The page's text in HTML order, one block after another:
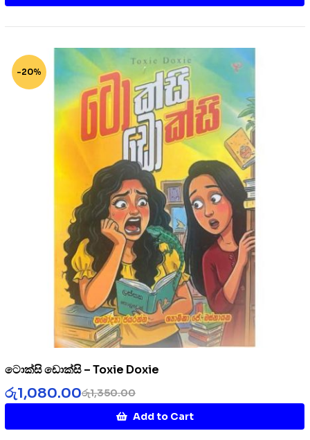
-20%
ටොක්සි ඩොක්සි – Toxie Doxie
රු1,350.00
රු1,080.00
Add to Cart